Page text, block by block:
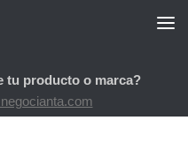
tu producto o marca?